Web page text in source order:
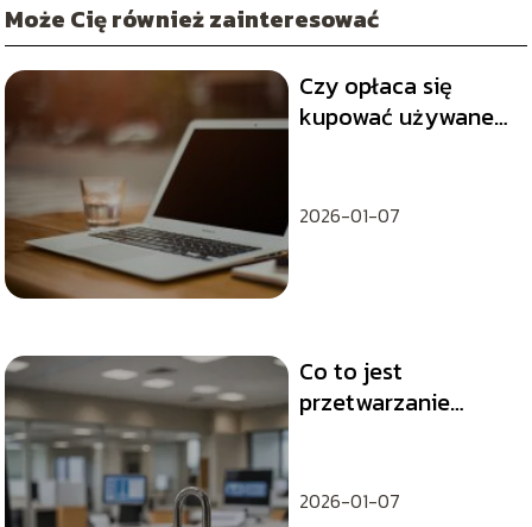
Może Cię również zainteresować
Czy opłaca się
kupować używane
2026-01-07
Co to jest
przetwarzanie
i przepisy ochrony
2026-01-07